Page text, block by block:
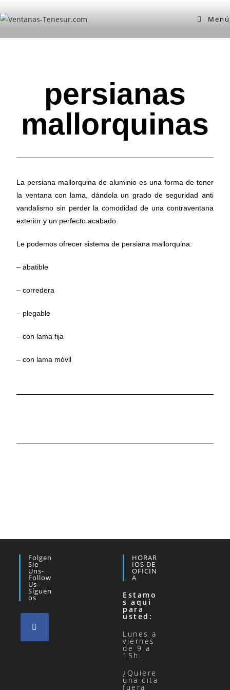
Menú
persianas
mallorquinas
La persiana mallorquina de aluminio es una forma de tener
la ventana con lama, dándola un grado de seguridad anti
vandalismo sin perder la comodidad de una contraventana
exterior y un perfecto acabado.
Le podemos ofrecer sistema de persiana mallorquina:
– abatible
– corredera
– plegable
– con lama fija
– con lama móvil
Folgen
Sie
Uns-
Follow
Us-
Síguen
Os
HORAR
IOS DE
OFICIN
A
Estamo
s aqui
para
usted:
Lunes a
viernes
de 9 a
15h.
¿Quiere
una cita
fuera